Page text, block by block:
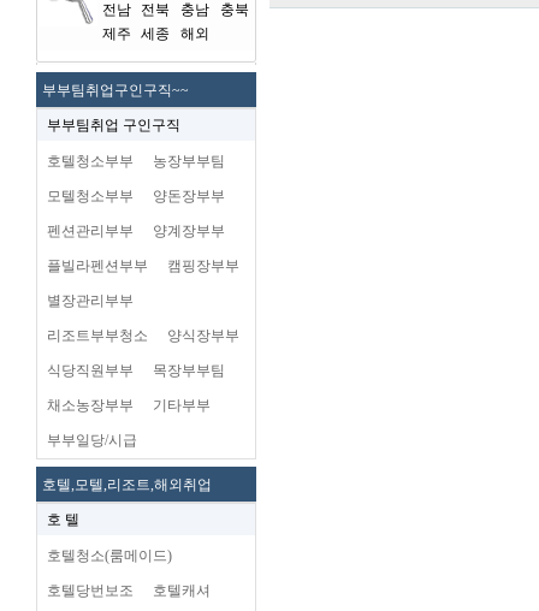
전남
전북 충남
충북
제주
세종 해외
부부팀취업구인구직~~
부부팀취업 구인구직
호텔청소부부 농장부부팀
모텔청소부부 양돈장부부
펜션관리부부 양계장부부
플빌라펜션부부 캠핑장부부
별장관리부부
리조트부부청소 양식장부부
식당직원부부 목장부부팀
채소농장부부 기타부부
부부일당/시급
호텔,모텔,리조트,해외취업
호 텔
호텔청소(룸메이드)
호텔당번보조 호텔캐셔